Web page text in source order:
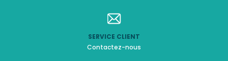
SERVICE CLIENT
Contactez-nous